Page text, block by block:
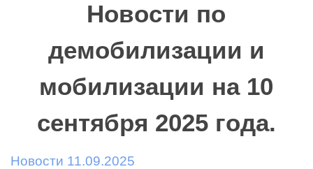
Новости по
демобилизации и
мобилизации на 10
сентября 2025 года.
Новости 11.09.2025